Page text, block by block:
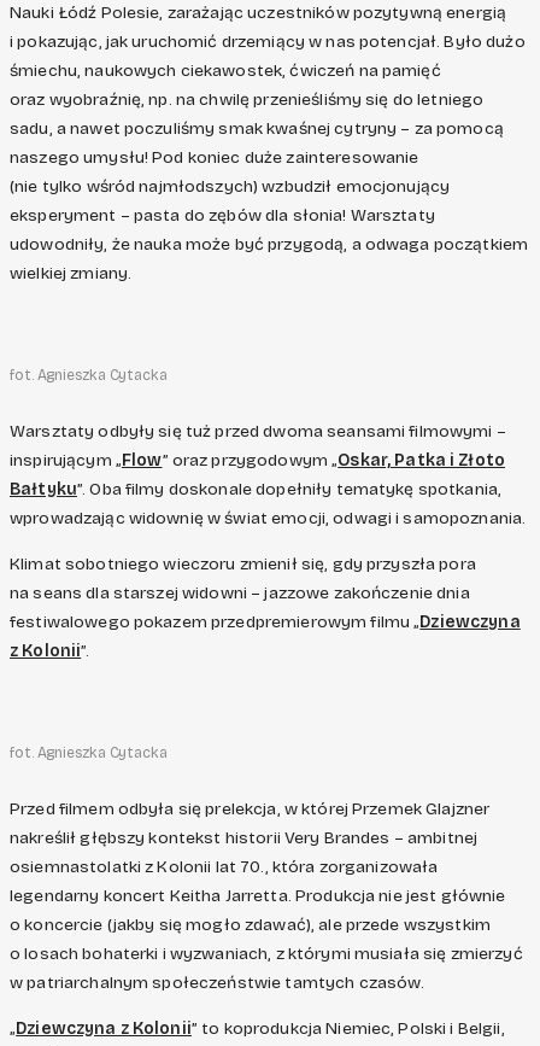
Nauki Łódź Polesie, zarażając uczestników pozytywną energią
i pokazując, jak uruchomić drzemiący w nas potencjał. Było dużo
śmiechu, naukowych ciekawostek, ćwiczeń na pamięć
oraz wyobraźnię, np. na chwilę przenieśliśmy się do letniego
sadu, a nawet poczuliśmy smak kwaśnej cytryny – za pomocą
naszego umysłu! Pod koniec duże zainteresowanie
(nie tylko wśród najmłodszych) wzbudził emocjonujący
eksperyment – pasta do zębów dla słonia! Warsztaty
udowodniły, że nauka może być przygodą, a odwaga początkiem
wielkiej zmiany.
fot. Agnieszka Cytacka
Warsztaty odbyły się tuż przed dwoma seansami filmowymi –
inspirującym „Flow” oraz przygodowym „Oskar, Patka i Złoto
Bałtyku”. Oba filmy doskonale dopełniły tematykę spotkania,
wprowadzając widownię w świat emocji, odwagi i samopoznania.
Klimat sobotniego wieczoru zmienił się, gdy przyszła pora
na seans dla starszej widowni – jazzowe zakończenie dnia
festiwalowego pokazem przedpremierowym filmu „Dziewczyna
z Kolonii”.
fot. Agnieszka Cytacka
Przed filmem odbyła się prelekcja, w której Przemek Glajzner
nakreślił głębszy kontekst historii Very Brandes – ambitnej
osiemnastolatki z Kolonii lat 70., która zorganizowała
legendarny koncert Keitha Jarretta. Produkcja nie jest głównie
o koncercie (jakby się mogło zdawać), ale przede wszystkim
o losach bohaterki i wyzwaniach, z którymi musiała się zmierzyć
w patriarchalnym społeczeństwie tamtych czasów.
„Dziewczyna z Kolonii” to koprodukcja Niemiec, Polski i Belgii,